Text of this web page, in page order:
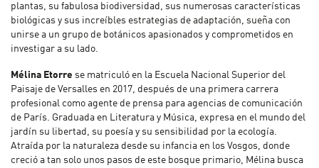
plantas, su fabulosa biodiversidad, sus numerosas características
biológicas y sus increíbles estrategias de adaptación, sueña con
unirse a un grupo de botánicos apasionados y comprometidos en
investigar a su lado.
Mélina Etorre se matriculó en la Escuela Nacional Superior del
Paisaje de Versalles en 2017, después de una primera carrera
profesional como agente de prensa para agencias de comunicación
de París. Graduada en Literatura y Música, expresa en el mundo del
jardín su libertad, su poesía y su sensibilidad por la ecología.
Atraída por la naturaleza desde su infancia en los Vosgos, donde
creció a tan solo unos pasos de este bosque primario, Mélina busca